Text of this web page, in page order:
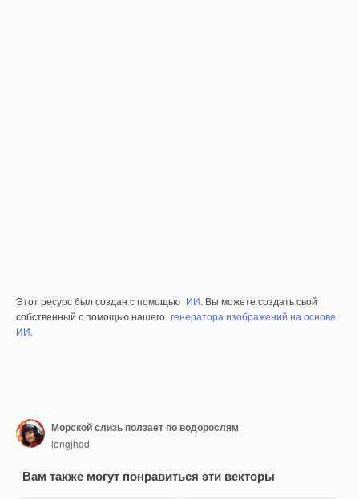
Этот ресурс был создан с помощью ИИ. Вы можете создать свой
собственный с помощью нашего генератора изображений на основе
ИИ.
Морской слизь ползает по водорослям
longjhqd
Вам также могут понравиться эти векторы